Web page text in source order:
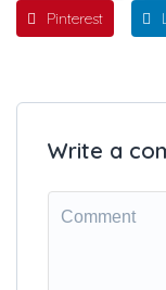
Pinterest
Write a